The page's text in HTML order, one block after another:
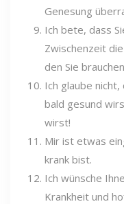
Genesung
Ich bete, dass
Zwischenzeit
den Sie
Ich glaube
bald gesund
wirst!
Mir ist etwas
krank bist.
Ich wünsche
Krankheit und